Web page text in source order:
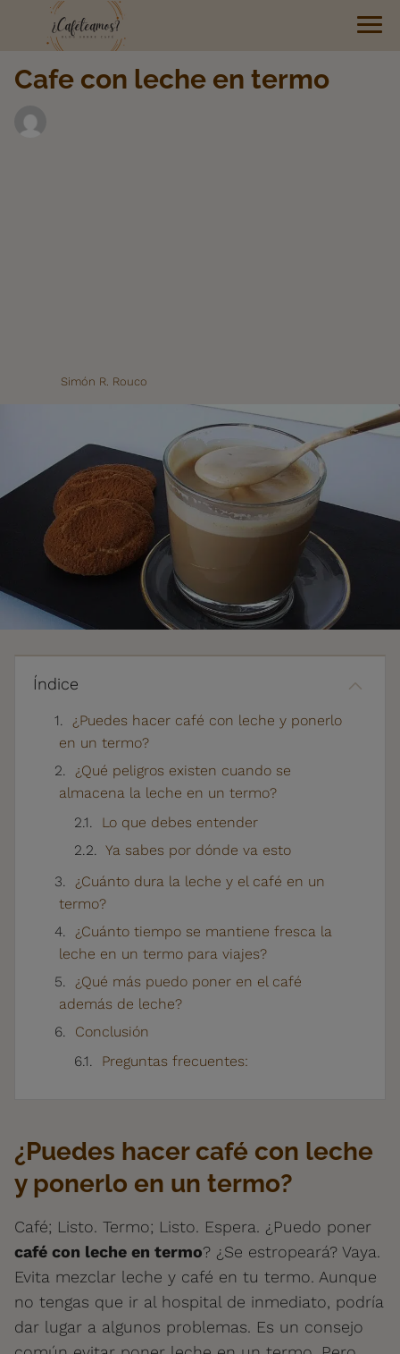
Cafe con leche en termo
Simón R. Rouco
Índice
¿Puedes hacer café con leche y ponerlo
en un termo?
¿Qué peligros existen cuando se
almacena la leche en un termo?
Lo que debes entender
Ya sabes por dónde va esto
¿Cuánto dura la leche y el café en un
termo?
¿Cuánto tiempo se mantiene fresca la
leche en un termo para viajes?
¿Qué más puedo poner en el café
además de leche?
Conclusión
Preguntas frecuentes:
¿Puedes hacer café con leche
y ponerlo en un termo?
Café; Listo. Termo; Listo. Espera. ¿Puedo poner
café con leche en termo? ¿Se estropeará? Vaya.
Evita mezclar leche y café en tu termo. Aunque
no tengas que ir al hospital de inmediato, podría
dar lugar a algunos problemas. Es un consejo